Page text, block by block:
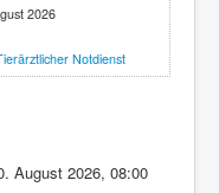
2026
Notdienst
August 2026,08:00